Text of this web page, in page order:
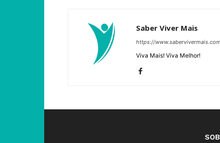
Saber Viver Mais
https://www.sabervivermais.com
Viva Mais! Viva Melhor!